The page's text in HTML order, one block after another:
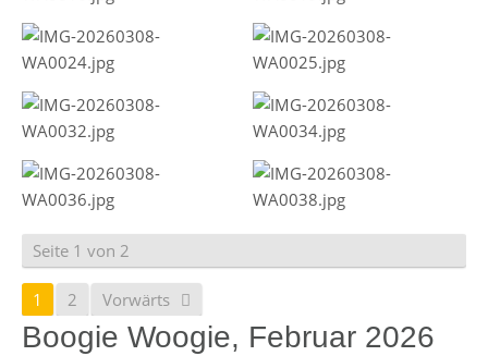
Seite 1 von 2
1 2 Vorwärts
Boogie Woogie, Februar 2026